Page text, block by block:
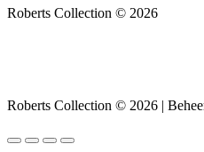
Roberts Collection © 2026
Roberts Collection © 2026 |